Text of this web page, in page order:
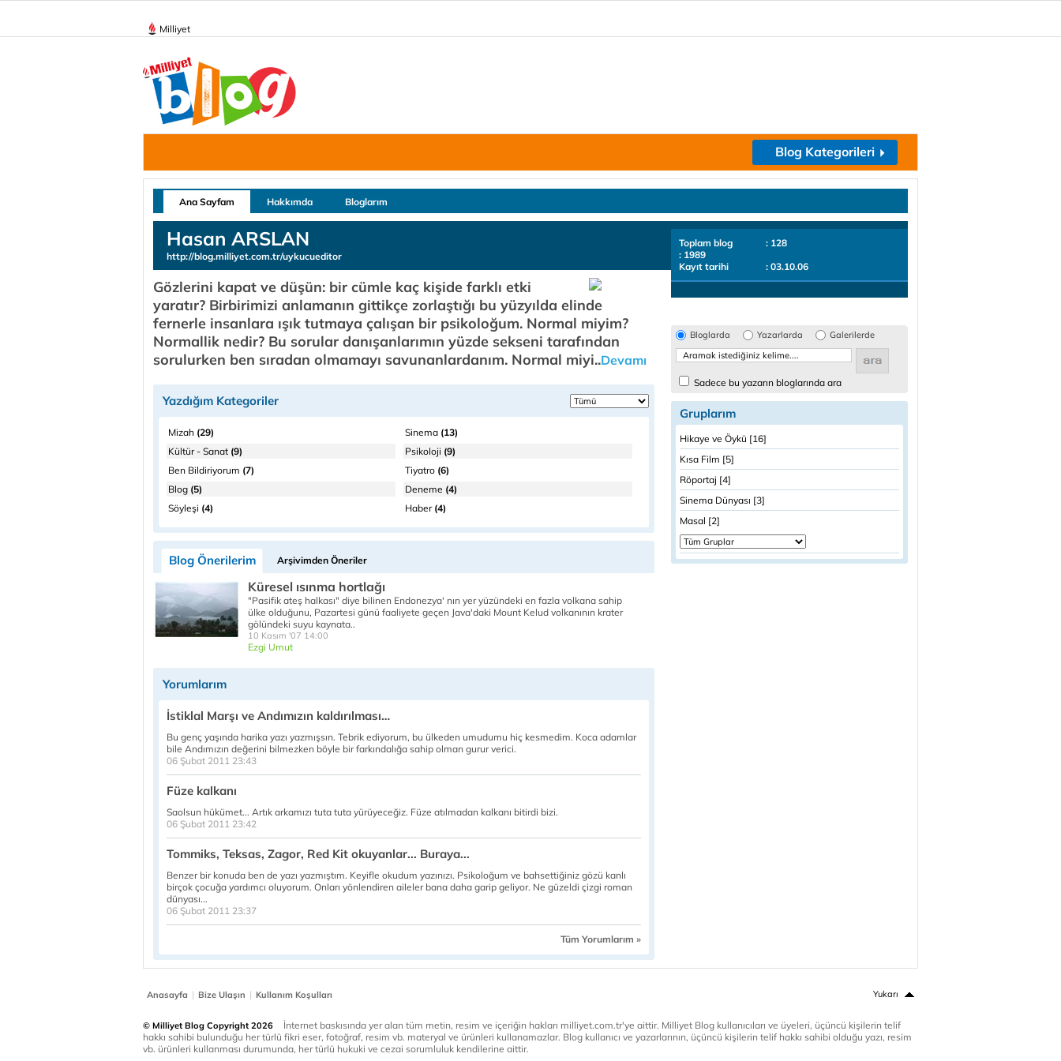
Milliyet
Blog Kategorileri
Ana Sayfam Hakkımda Bloglarım
Hasan ARSLAN
http://blog.milliyet.com.tr/uykucueditor
Gözlerini kapat ve düşün: bir cümle kaç kişide farklı etki
yaratır? Birbirimizi anlamanın gittikçe zorlaştığı bu yüzyılda elinde
fernerle insanlara ışık tutmaya çalışan bir psikoloğum. Normal miyim?
Normallik nedir? Bu sorular danışanlarımın yüzde sekseni tarafından
sorulurken ben sıradan olmamayı savunanlardanım. Normal miyi..Devamı
Yazdığım Kategoriler
Mizah (29) Sinema (13)
Kültür - Sanat (9) Psikoloji (9)
Ben Bildiriyorum (7) Tiyatro (6)
Blog (5) Deneme (4)
Söyleşi (4) Haber(4)
Blog Önerilerim Arşivimden Öneriler
Küresel ısınma hortlağı
"Pasifik ateş halkası" diye bilinen Endonezya' nın yer yüzündeki en fazla volkana sahip
ülke olduğunu, Pazartesi günü faaliyete geçen Java'daki Mount Kelud volkanının krater
gölündeki suyu kaynata..
10 Kasım '07 14:00
Ezgi Umut
Yorumlarım
İstiklal Marşı ve Andımızın kaldırılması…
Bu genç yaşında harika yazı yazmışsın. Tebrik ediyorum, bu ülkeden umudumu hiç kesmedim. Koca adamlar
bile Andımızın değerini bilmezken böyle bir farkındalığa sahip olman gurur verici.
06 Şubat 2011 23:43
Füze kalkanı
Saolsun hükümet... Artık arkamızı tuta tuta yürüyeceğiz. Füze atılmadan kalkanı bitirdi bizi.
06 Şubat 2011 23:42
Tommiks, Teksas, Zagor, Red Kit okuyanlar... Buraya...
Benzer bir konuda ben de yazı yazmıştım. Keyifle okudum yazınızı. Psikoloğum ve bahsettiğiniz gözü kanlı
birçok çocuğa yardımcı oluyorum. Onları yönlendiren aileler bana daha garip geliyor. Ne güzeldi çizgi roman
dünyası...
06 Şubat 2011 23:37
Tüm Yorumlarım »
Toplam blog
: 128
: 1989
Kayıt tarihi
: 03.10.06
Bloglarda Yazarlarda Galerilerde
Sadece bu yazarın bloglarında ara
Gruplarım
Hikaye ve Öykü [16]
Kısa Film [5]
Röportaj [4]
Sinema Dünyası [3]
Masal [2]
Anasayfa | Bize Ulaşın | Kullanım Koşulları Yukarı
© Milliyet Blog Copyright 2026
İnternet baskısında yer alan tüm metin, resim ve içeriğin hakları milliyet.com.tr'ye aittir. Milliyet Blog kullanıcıları ve üyeleri, üçüncü kişilerin telif
hakkı sahibi bulunduğu her türlü fikri eser, fotoğraf, resim vb. materyal ve ürünleri kullanamazlar. Blog kullanıcı ve yazarlarının, üçüncü kişilerin telif hakkı sahibi olduğu yazı, resim
vb. ürünleri kullanması durumunda, her türlü hukuki ve cezai sorumluluk kendilerine aittir.